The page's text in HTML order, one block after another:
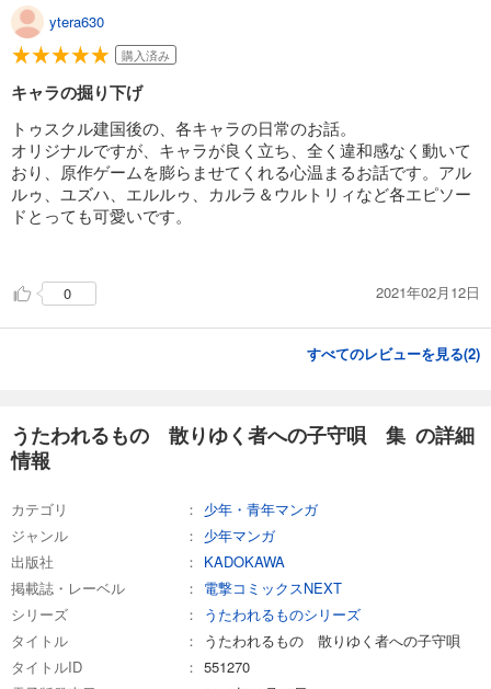
ytera630
購入済み
キャラの掘り下げ
トゥスクル建国後の、各キャラの日常のお話。
オリジナルですが、キャラが良く立ち、全く違和感なく動いて
おり、原作ゲームを膨らませてくれる心温まるお話です。アル
ルゥ、ユズハ、エルルゥ、カルラ＆ウルトリィなど各エピソー
ドとっても可愛いです。
0 2021年02月12日
すべてのレビューを見る(2)
うたわれるもの 散りゆく者への子守唄 集 の詳細
情報
カテゴリ
少年・青年マンガ
ジャンル
少年マンガ
出版社
KADOKAWA
掲載誌・レーベル
電撃コミックスNEXT
シリーズ
うたわれるものシリーズ
タイトル
うたわれるもの 散りゆく者への子守唄
タイトルID
551270